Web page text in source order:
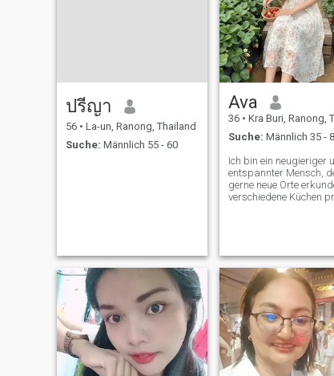
ปรีญา
56 • La-un, Ranong, Thailand
Suche: Männlich 55 - 60
Ava
36 • Kra Buri, Ranong,
Suche: Männlich 35 -
Ich bin ein neugieriger
entspannter Mensch,
gerne neue Orte
verschiedene Küchen